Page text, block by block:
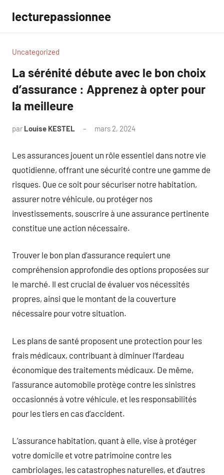
contenu
lecturepassionnee
Uncategorized
La sérénité débute avec le bon choix
d’assurance : Apprenez à opter pour
la meilleure
par Louise KESTEL mars 2, 2024
Les assurances jouent un rôle essentiel dans notre vie
quotidienne, offrant une sécurité contre une gamme de
risques. Que ce soit pour sécuriser notre habitation,
assurer notre véhicule, ou protéger nos
investissements, souscrire à une assurance pertinente
constitue une action nécessaire.
Trouver le bon plan d’assurance requiert une
compréhension approfondie des options proposées sur
le marché. Il est crucial de évaluer vos nécessités
propres, ainsi que le montant de la couverture
nécessaire pour votre situation.
Les plans de santé proposent une protection pour les
frais médicaux, contribuant à diminuer l’fardeau
économique des traitements médicaux. De même,
l’assurance automobile protège contre les sinistres
occasionnés à votre véhicule, et les responsabilités
pour les tiers en cas d’accident.
L’assurance habitation, quant à elle, vise à protéger
votre domicile et votre patrimoine contre les
cambriolages, les catastrophes naturelles, et d’autres